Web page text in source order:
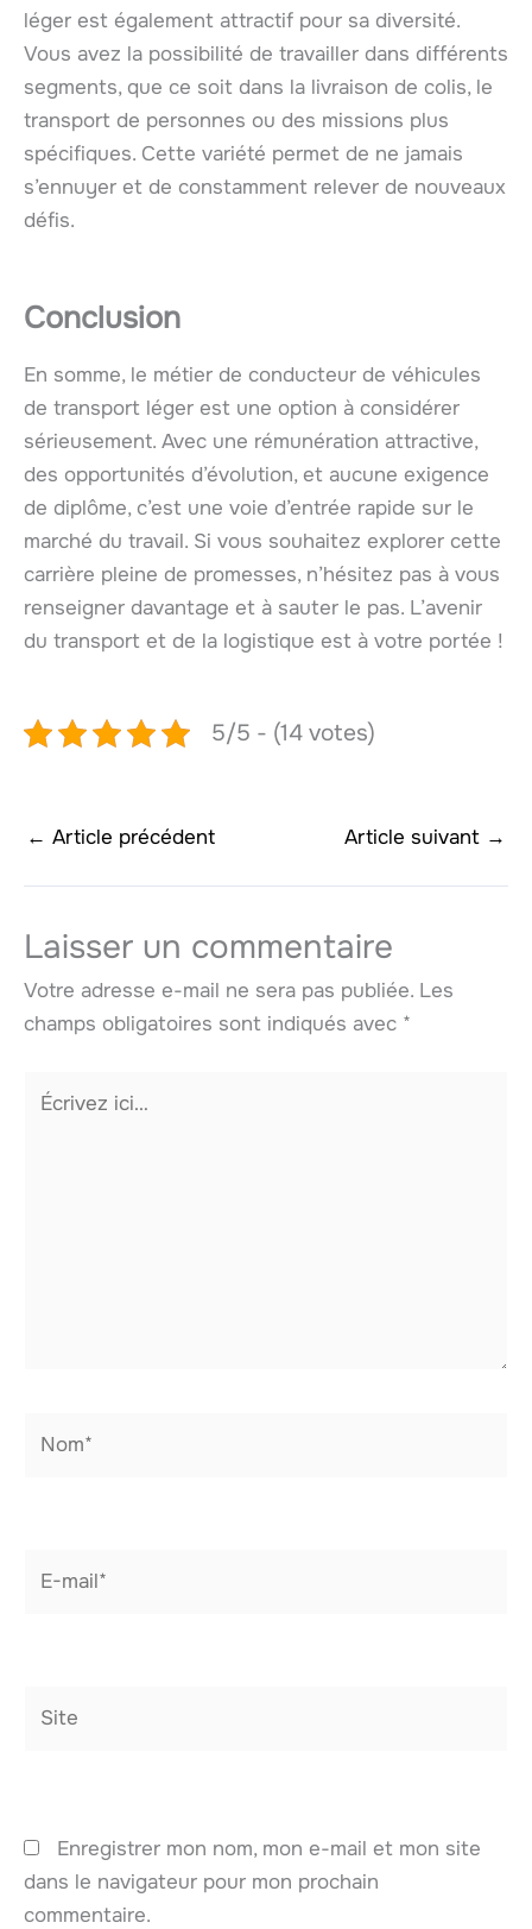
léger est également attractif pour sa diversité.
Vous avez la possibilité de travailler dans différents
segments, que ce soit dans la livraison de colis, le
transport de personnes ou des missions plus
spécifiques. Cette variété permet de ne jamais
s’ennuyer et de constamment relever de nouveaux
défis.
Conclusion
En somme, le métier de conducteur de véhicules
de transport léger est une option à considérer
sérieusement. Avec une rémunération attractive,
des opportunités d’évolution, et aucune exigence
de diplôme, c’est une voie d’entrée rapide sur le
marché du travail. Si vous souhaitez explorer cette
carrière pleine de promesses, n’hésitez pas à vous
renseigner davantage et à sauter le pas. L’avenir
du transport et de la logistique est à votre portée !
5/5 - (14 votes)
← Article précédent Article suivant →
Laisser un commentaire
Votre adresse e-mail ne sera pas publiée. Les
champs obligatoires sont indiqués avec *
Écrivez
Enregistrer mon nom, mon e-mail et mon site
dans le navigateur pour mon prochain
commentaire.